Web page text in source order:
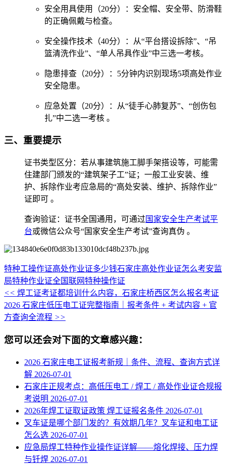
‌安全用具使用（20分）‌：安全帽、安全带、防滑鞋
的正确佩戴与检查。
‌安全操作技术（40分）‌：从“平台搭设拆除”、“吊
篮清洗作业”、“单人吊具作业”中三选一考核。
‌隐患排查（20分）‌：5分钟内识别现场5项高处作业
安全隐患。
‌应急处置（20分）‌：从“徒手心肺复苏”、“创伤包
扎”中二选一考核 。‌‌
三、重要提示
‌证书类型区分‌：若从事建筑施工脚手架搭设等，可能需
住建部门颁发的“建筑架子工”证；一般工业安装、维
护、拆除作业考应急局的“高处安装、维护、拆除作业”
证即可 。
‌查询验证‌：证书全国通用，可通过 国家安全生产考试平
台或微信公众号“国家安全生产考试”查询真伪 。
特种工操作证高处作业证多少钱石家庄高处作业证怎么考安监
局特种作业证全国联网特种操作证
<< 焊工证考证都培训什么内容，石家庄桥西区怎么报名考证
2026 石家庄低压电工证完整指南｜报考条件 + 考试内容 + 官
方查询全流程 >>
您可以还会对下面的文章感兴趣：
2026 石家庄电工证报考新规｜条件、流程、查询方式详
解 2026-07-01
石家庄正规考点：高低压电工 / 焊工 / 高处作业证合规报
考说明 2026-07-01
2026年焊工证取证政策 焊工证报名条件 2026-07-01
叉车证是哪个部门发的？有效期几年？叉车证和电工证
怎么选 2026-07-01
应急局焊工特种作业操作证详解——熔化焊接、压力焊
与钎焊 2026-07-01